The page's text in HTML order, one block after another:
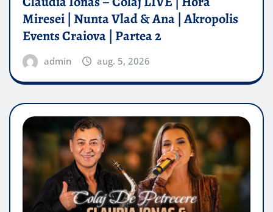
Miresei | Nunta Vlad & Ana | Akropolis
Events Craiova | Partea 2
admin aug. 5, 2026